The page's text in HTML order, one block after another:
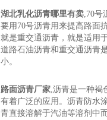
湖北乳化沥青哪里有卖,70号
要用70号沥青用来提高路面
就是重交通沥青，就是适用
道路石油沥青和重交通沥青
小。
路面沥青厂家,沥青是一种褐
有着广泛的应用。沥青防水
青直接溶解于汽油等溶剂中